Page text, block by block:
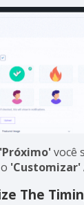
'Próximo'você
'Customizar'
The